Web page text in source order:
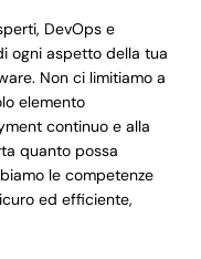
DevOps e
ogni aspetto della tua
Non ci limitiamo a
elemento
continuo e alla
quanto possa
le competenze
ed efficiente,